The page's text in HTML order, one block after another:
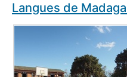
Langues de